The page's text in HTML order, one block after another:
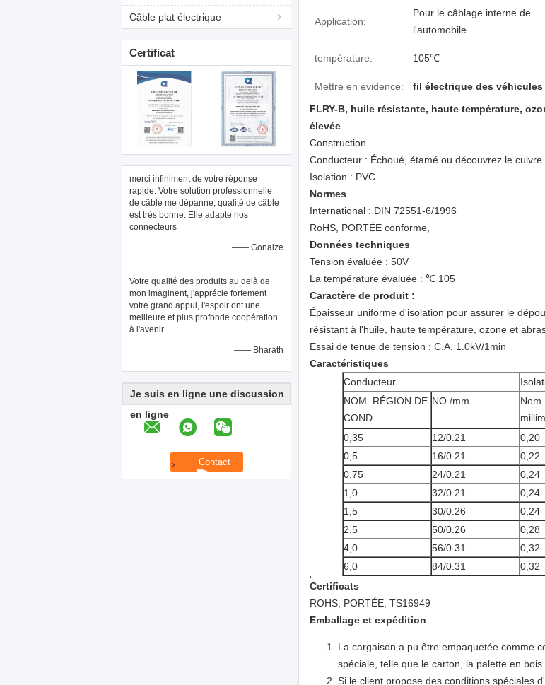
Câble plat électrique
Certificat
merci infiniment de votre réponse
rapide. Votre solution professionnelle
de câble me dépanne, qualité de câble
est très bonne. Elle adapte nos
connecteurs
—— Gonalze
Votre qualité des produits au delà de
mon imaginent, j'apprécie fortement
votre grand appui, l'espoir ont une
meilleure et plus profonde coopération
à l'avenir.
—— Bharath
Je suis en ligne une discussion
en ligne
Application:
Pour le câblage interne de
l'automobile
température: 105℃
Mettre en évidence: fil électrique des véhicules
FLRY-B, huile résistante, haute température,
élevée
Construction
Conducteur : Échoué, étamé ou découvrez le cuivre
Isolation : PVC
Normes
International : DIN 72551-6/1996
RoHS, PORTÉE conforme,
Données techniques
Tension évaluée : 50V
La température évaluée : ℃ 105
Caractère de produit :
Épaisseur uniforme d'isolation pour assurer le
résistant à l'huile, haute température, ozone et
Essai de tenue de tension : C.A. 1.0kV/1min
Caractéristiques
Conducteur
NOM. RÉGION DE
COND.
NO./mm
0,35
12/0.21 0,20
0,5
16/0.21 0,22
0,75
24/0.21 0,24
1,0
32/0.21 0,24
1,5
30/0.26 0,24
2,5
50/0.26 0,28
4,0
56/0.31 0,32
6,0
84/0.31 0,32
Certificats
ROHS, PORTÉE, TS16949
Emballage et expédition
La cargaison a pu être empaquetée comme
spéciale, telle que le carton, la palette en
Si le client propose des conditions spéciales